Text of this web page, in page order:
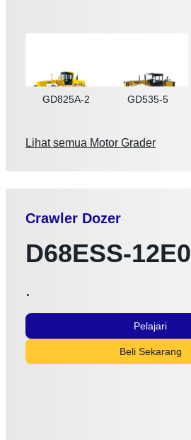
GD825A-2 GD535-5
Lihat semua Motor Grader
Crawler Dozer
D68ESS-12E0
.
Pelajari
Beli Sekarang